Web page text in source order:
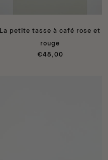
La petite tasse à café rose et
rouge
€48,00